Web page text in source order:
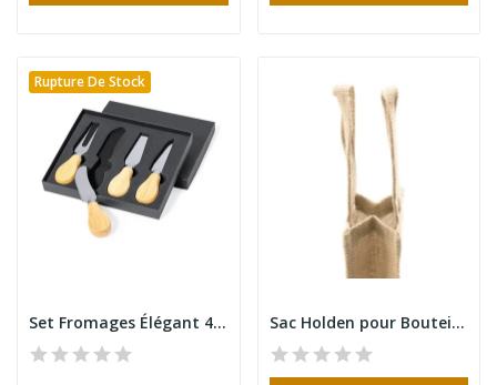
Rupture De Stock
Set Fromages Élégant 4 Pièces Sac Holden pour Bouteille de Vin